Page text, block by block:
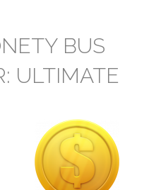
BUS
ULTIMATE